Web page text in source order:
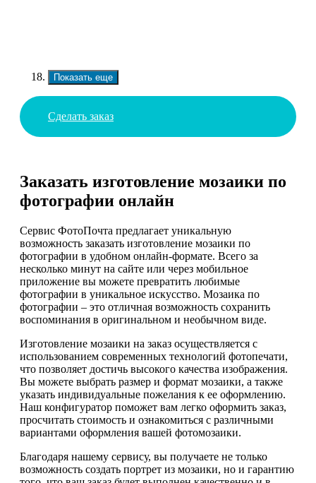
Показать еще
Сделать заказ
Заказать изготовление мозаики по
фотографии онлайн
Сервис ФотоПочта предлагает уникальную
возможность заказать изготовление мозаики по
фотографии в удобном онлайн-формате. Всего за
несколько минут на сайте или через мобильное
приложение вы можете превратить любимые
фотографии в уникальное искусство. Мозаика по
фотографии – это отличная возможность сохранить
воспоминания в оригинальном и необычном виде.
Изготовление мозаики на заказ осуществляется с
использованием современных технологий фотопечати,
что позволяет достичь высокого качества изображения.
Вы можете выбрать размер и формат мозаики, а также
указать индивидуальные пожелания к ее оформлению.
Наш конфигуратор поможет вам легко оформить заказ,
просчитать стоимость и ознакомиться с различными
вариантами оформления вашей фотомозаики.
Благодаря нашему сервису, вы получаете не только
возможность создать портрет из мозаики, но и гарантию